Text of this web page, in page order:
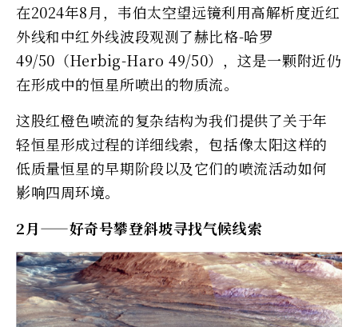
在2024年8月，韦伯太空望远镜利用高解析度近红
外线和中红外线波段观测了赫比格-哈罗
49/50（Herbig-Haro 49/50），这是一颗附近仍
在形成中的恒星所喷出的物质流。
这股红橙色喷流的复杂结构为我们提供了关于年
轻恒星形成过程的详细线索，包括像太阳这样的
低质量恒星的早期阶段以及它们的喷流活动如何
影响四周环境。
2月——好奇号攀登斜坡寻找气候线索